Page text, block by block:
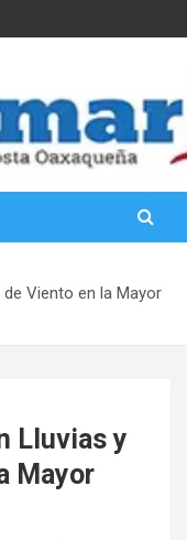
Viento en la Mayor
Lluvias y
Mayor